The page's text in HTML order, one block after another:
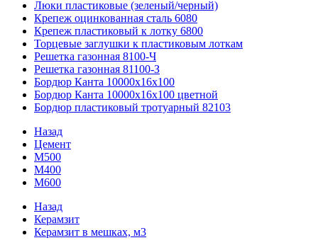
Люки пластиковые (зеленый/черный)
Крепеж оцинкованная сталь 6080
Крепеж пластиковый к лотку 6800
Торцевые заглушки к пластиковым лоткам
Решетка газонная 8100-Ч
Решетка газонная 81100-З
Бордюр Канта 10000x16x100
Бордюр Канта 10000x16x100 цветной
Бордюр пластиковый тротуарный 82103
Назад
Цемент
М500
М400
М600
Назад
Керамзит
Керамзит в мешках, м3